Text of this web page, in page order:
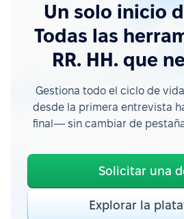
Un solo inicio
Todas las
RR. HH. que
Gestiona todo el ciclo de
desde la primera entrevista
final— sin cambiar de
Solicitar una
Explorar la